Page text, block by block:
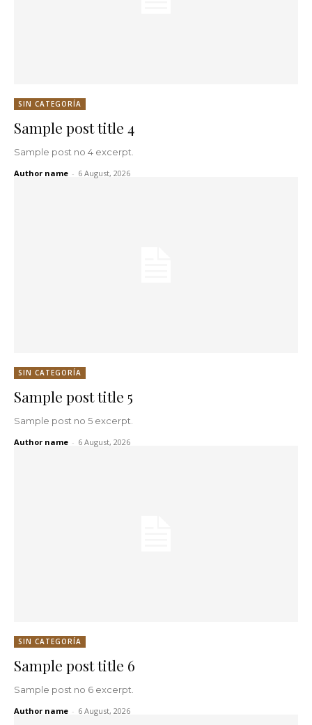
SIN CATEGORÍA
Sample post title 4
Sample post no 4 excerpt.
Author name - 6 August, 2026
SIN CATEGORÍA
Sample post title 5
Sample post no 5 excerpt.
Author name - 6 August, 2026
SIN CATEGORÍA
Sample post title 6
Sample post no 6 excerpt.
Author name - 6 August, 2026